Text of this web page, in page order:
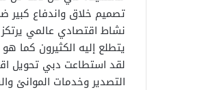
تصميم خلاق واندفاع كبير
نشاط اقتصادي عالمي
يتطلع إليه الكثيرون كما
لقد استطاعت دبي تحويل
التصدير وخدمات الموانئ